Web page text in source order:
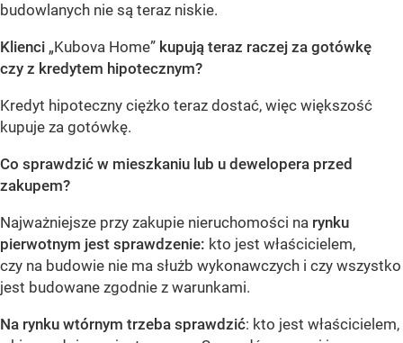
budowlanych nie są teraz niskie.
Klienci „Kubova Home” kupują teraz raczej za gotówkę
czy z kredytem hipotecznym?
Kredyt hipoteczny ciężko teraz dostać, więc większość
kupuje za gotówkę.
Co sprawdzić w mieszkaniu lub u dewelopera przed
zakupem?
Najważniejsze przy zakupie nieruchomości na rynku
pierwotnym jest sprawdzenie: kto jest właścicielem,
czy na budowie nie ma służb wykonawczych i czy wszystko
jest budowane zgodnie z warunkami.
Na rynku wtórnym trzeba sprawdzić: kto jest właścicielem,